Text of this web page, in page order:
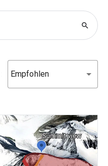
search
Empfohlen